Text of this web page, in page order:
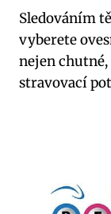
Sledováním
vyberete
nejen chutné,
stravovací